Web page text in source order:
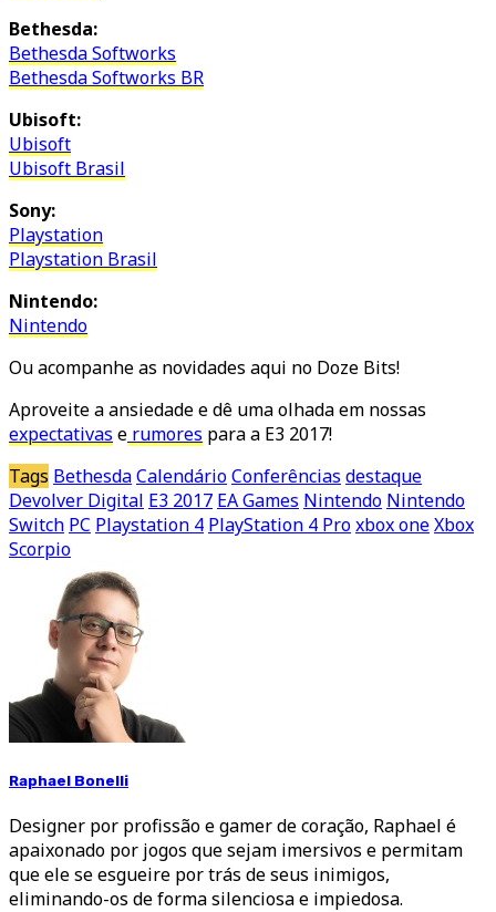
Bethesda:
Bethesda Softworks
Bethesda Softworks BR
Ubisoft:
Ubisoft
Ubisoft Brasil
Sony:
Playstation
Playstation Brasil
Nintendo:
Nintendo
Ou acompanhe as novidades aqui no Doze Bits!
Aproveite a ansiedade e dê uma olhada em nossas
expectativas e rumores para a E3 2017!
Tags BethesdaCalendárioConferências destaque
Devolver Digital E3 2017 EA Games Nintendo Nintendo
Switch PC Playstation 4 PlayStation 4 Proxbox oneXbox
Scorpio
Raphael Bonelli
Designer por profissão e gamer de coração, Raphael é
apaixonado por jogos que sejam imersivos e permitam
que ele se esgueire por trás de seus inimigos,
eliminando-os de forma silenciosa e impiedosa.